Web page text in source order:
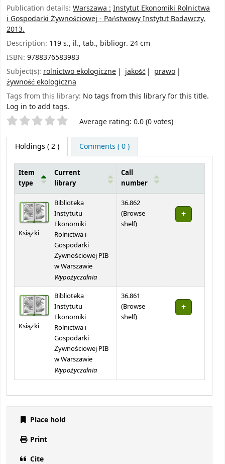
Publication details: Warszawa : Instytut Ekonomiki Rolnictwa
i Gospodarki Żywnościowej - Państwowy Instytut Badawczy,
2013.
Description: 119 s., il., tab., bibliogr. 24 cm
ISBN: 9788376583983
Subject(s): rolnictwo ekologiczne jakość
prawo
żywność ekologiczna
Tags from this library: No tags from this library for this title.
Log in to add tags.
Star ratings Average rating: 0.0 (0 votes)
Holdings ( 2 ) Comments ( 0 )
Item
type
Current
library
Call
number
Książki
Biblioteka
Instytutu
Ekonomiki
Rolnictwa i
Gospodarki
Żywnościowej PIB
w Warszawie
Wypożyczalnia
36.862
(Browse
shelf(Opens below)
)
Książki
Biblioteka
Instytutu
Ekonomiki
Rolnictwa i
Gospodarki
Żywnościowej PIB
w Warszawie
Wypożyczalnia
36.861
(Browse
shelf(Opens below)
)
Place hold
Print
Cite